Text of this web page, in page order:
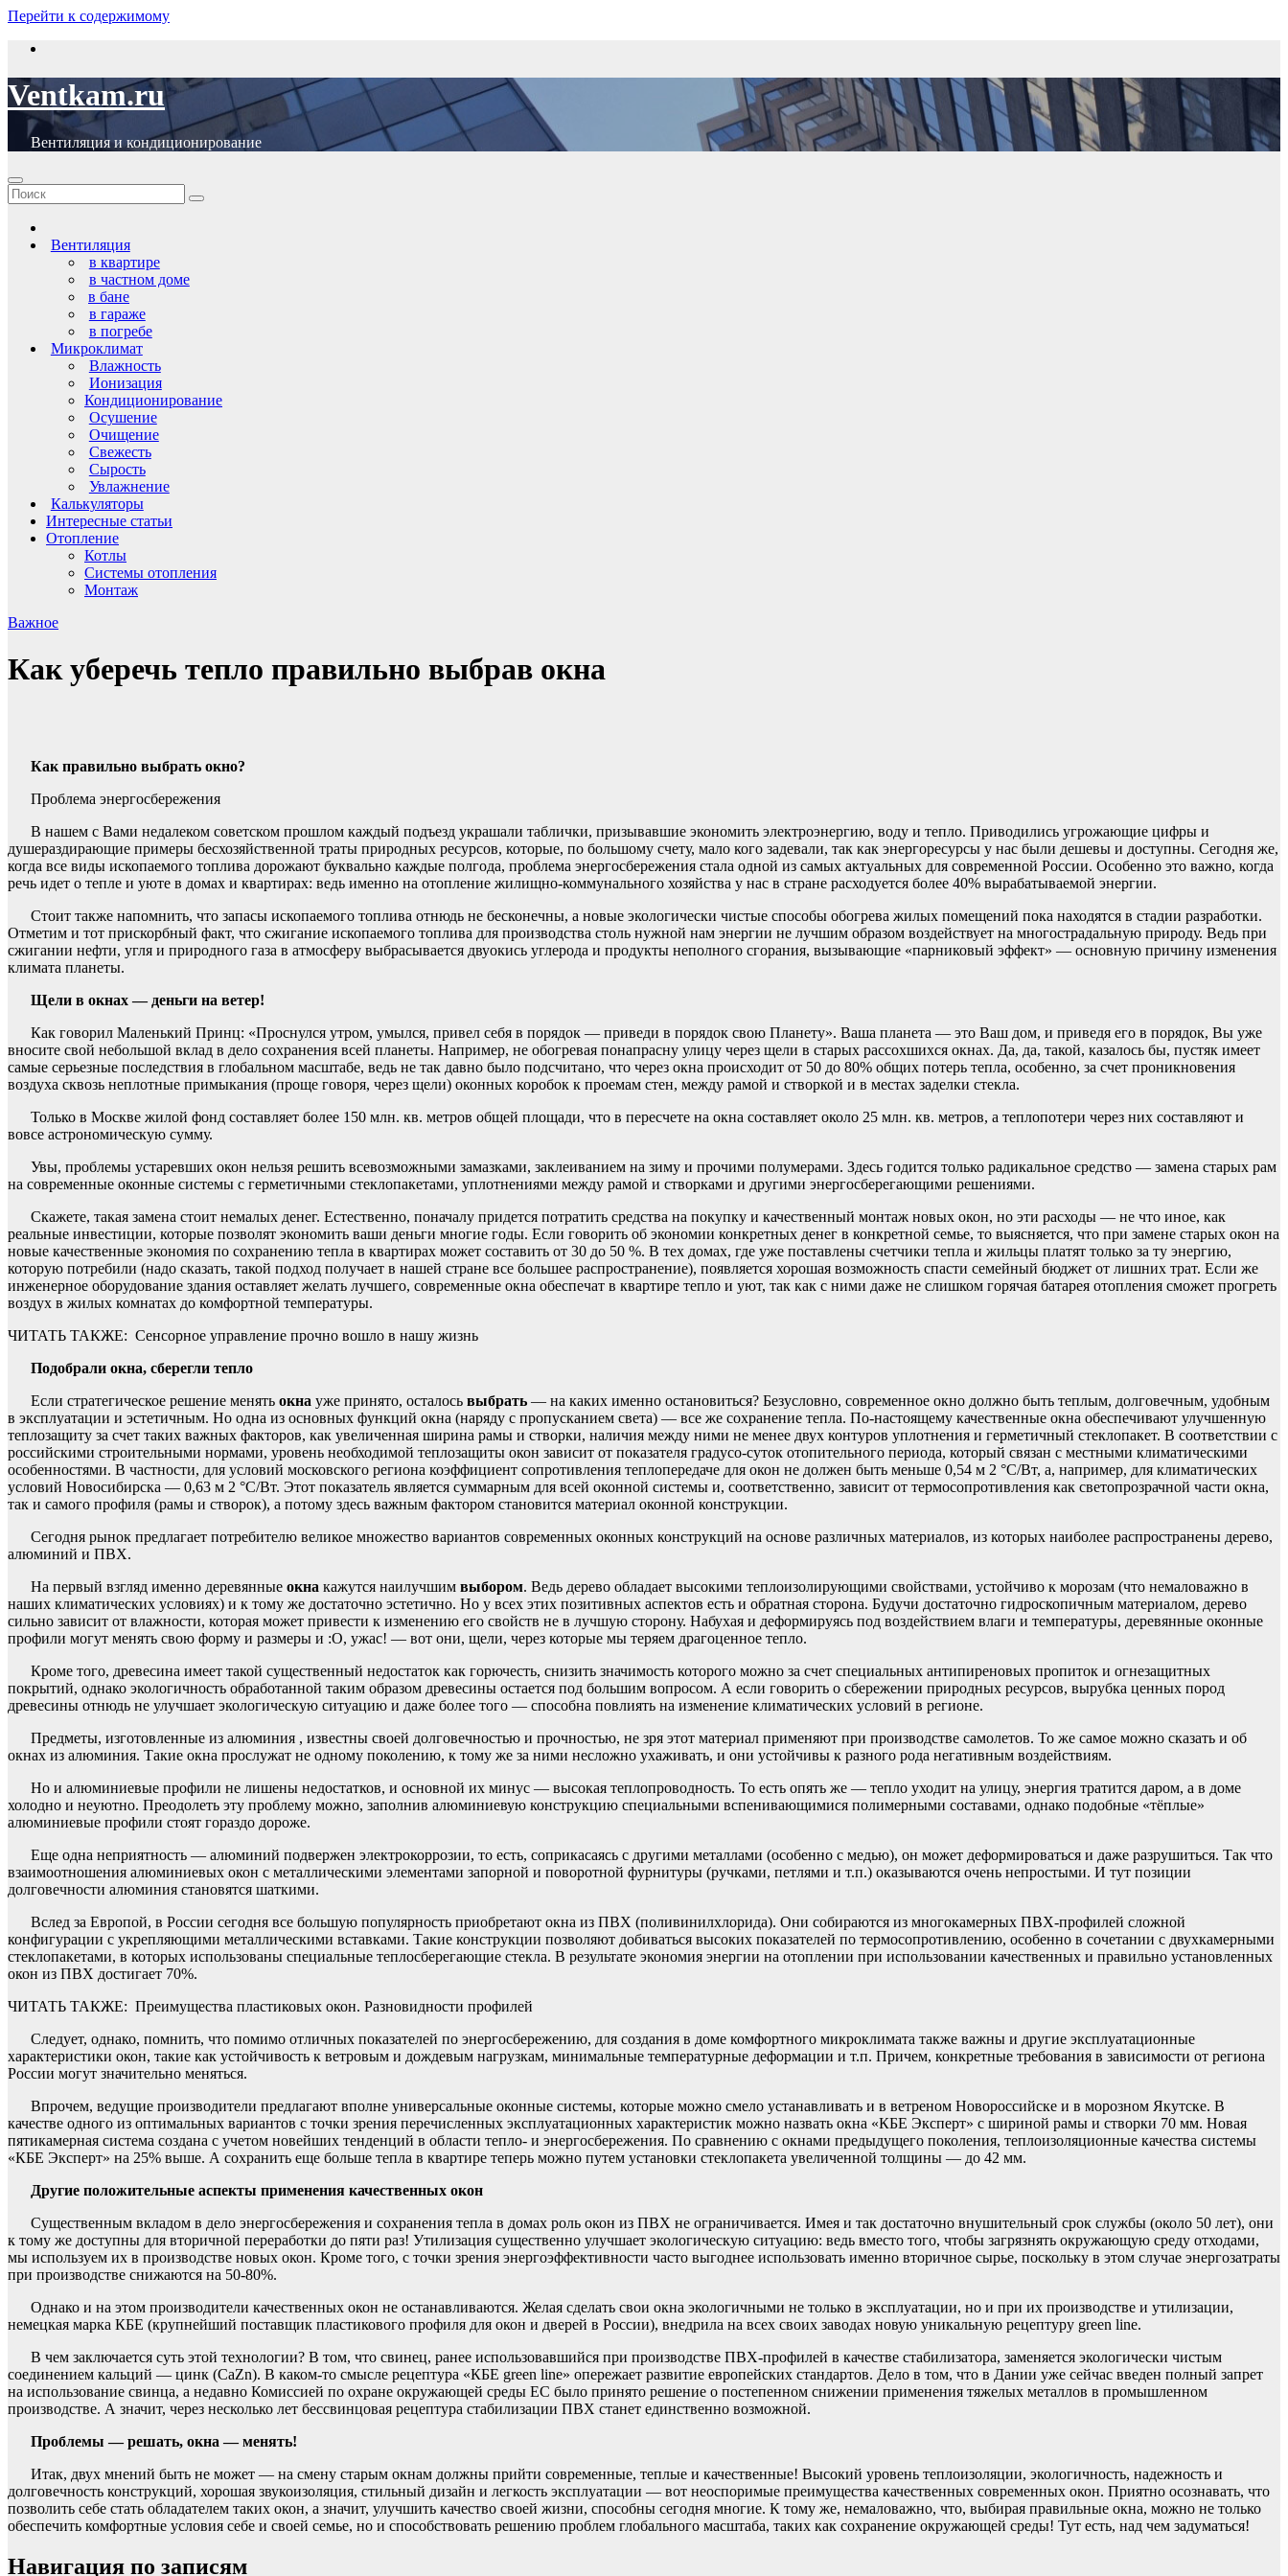
Перейти к содержимому
Ventkam.ru
Вентиляция и кондиционирование
Вентиляция
в квартире
в частном доме
в бане
в гараже
в погребе
Микроклимат
Влажность
Ионизация
Кондиционирование
Осушение
Очищение
Свежесть
Сырость
Увлажнение
Калькуляторы
Интересные статьи
Отопление
Котлы
Системы отопления
Монтаж
Важное
Как уберечь тепло правильно выбрав окна
Как правильно выбрать окно?
Проблема энергосбережения
В нашем с Вами недалеком советском прошлом каждый подъезд украшали таблички, призывавшие экономить электроэнергию, воду и тепло. Приводились угрожающие цифры и
душераздирающие примеры бесхозяйственной траты природных ресурсов, которые, по большому счету, мало кого задевали, так как энергоресурсы у нас были дешевы и доступны. Сегодня же,
когда все виды ископаемого топлива дорожают буквально каждые полгода, проблема энергосбережения стала одной из самых актуальных для современной России. Особенно это важно, когда
речь идет о тепле и уюте в домах и квартирах: ведь именно на отопление жилищно-коммунального хозяйства у нас в стране расходуется более 40% вырабатываемой энергии.
Стоит также напомнить, что запасы ископаемого топлива отнюдь не бесконечны, а новые экологически чистые способы обогрева жилых помещений пока находятся в стадии разработки.
Отметим и тот прискорбный факт, что сжигание ископаемого топлива для производства столь нужной нам энергии не лучшим образом воздействует на многострадальную природу. Ведь при
сжигании нефти, угля и природного газа в атмосферу выбрасывается двуокись углерода и продукты неполного сгорания, вызывающие «парниковый эффект» — основную причину изменения
климата планеты.
Щели в окнах — деньги на ветер!
Как говорил Маленький Принц: «Проснулся утром, умылся, привел себя в порядок — приведи в порядок свою Планету». Ваша планета — это Ваш дом, и приведя его в порядок, Вы уже
вносите свой небольшой вклад в дело сохранения всей планеты. Например, не обогревая понапрасну улицу через щели в старых рассохшихся окнах. Да, да, такой, казалось бы, пустяк имеет
самые серьезные последствия в глобальном масштабе, ведь не так давно было подсчитано, что через окна происходит от 50 до 80% общих потерь тепла, особенно, за счет проникновения
воздуха сквозь неплотные примыкания (проще говоря, через щели) оконных коробок к проемам стен, между рамой и створкой и в местах заделки стекла.
Только в Москве жилой фонд составляет более 150 млн. кв. метров общей площади, что в пересчете на окна составляет около 25 млн. кв. метров, а теплопотери через них составляют и
вовсе астрономическую сумму.
Увы, проблемы устаревших окон нельзя решить всевозможными замазками, заклеиванием на зиму и прочими полумерами. Здесь годится только радикальное средство — замена старых рам
на современные оконные системы с герметичными стеклопакетами, уплотнениями между рамой и створками и другими энергосберегающими решениями.
Скажете, такая замена стоит немалых денег. Естественно, поначалу придется потратить средства на покупку и качественный монтаж новых окон, но эти расходы — не что иное, как
реальные инвестиции, которые позволят экономить ваши деньги многие годы. Если говорить об экономии конкретных денег в конкретной семье, то выясняется, что при замене старых окон на
новые качественные экономия по сохранению тепла в квартирах может составить от 30 до 50 %. В тех домах, где уже поставлены счетчики тепла и жильцы платят только за ту энергию,
которую потребили (надо сказать, такой подход получает в нашей стране все большее распространение), появляется хорошая возможность спасти семейный бюджет от лишних трат. Если же
инженерное оборудование здания оставляет желать лучшего, современные окна обеспечат в квартире тепло и уют, так как с ними даже не слишком горячая батарея отопления сможет прогреть
воздух в жилых комнатах до комфортной температуры.
ЧИТАТЬ ТАКЖЕ: Сенсорное управление прочно вошло в нашу жизнь
Подобрали окна, сберегли тепло
Если стратегическое решение менять окна уже принято, осталось выбрать — на каких именно остановиться? Безусловно, современное окно должно быть теплым, долговечным, удобным
в эксплуатации и эстетичным. Но одна из основных функций окна (наряду с пропусканием света) — все же сохранение тепла. По-настоящему качественные окна обеспечивают улучшенную
теплозащиту за счет таких важных факторов, как увеличенная ширина рамы и створки, наличия между ними не менее двух контуров уплотнения и герметичный стеклопакет. В соответствии с
российскими строительными нормами, уровень необходимой теплозащиты окон зависит от показателя градусо-суток отопительного периода, который связан с местными климатическими
особенностями. В частности, для условий московского региона коэффициент сопротивления теплопередаче для окон не должен быть меньше 0,54 м 2 °С/Вт, а, например, для климатических
условий Новосибирска — 0,63 м 2 °С/Вт. Этот показатель является суммарным для всей оконной системы и, соответственно, зависит от термосопротивления как светопрозрачной части окна,
так и самого профиля (рамы и створок), а потому здесь важным фактором становится материал оконной конструкции.
Сегодня рынок предлагает потребителю великое множество вариантов современных оконных конструкций на основе различных материалов, из которых наиболее распространены дерево,
алюминий и ПВХ.
На первый взгляд именно деревянные окна кажутся наилучшим выбором. Ведь дерево обладает высокими теплоизолирующими свойствами, устойчиво к морозам (что немаловажно в
наших климатических условиях) и к тому же достаточно эстетично. Но у всех этих позитивных аспектов есть и обратная сторона. Будучи достаточно гидроскопичным материалом, дерево
сильно зависит от влажности, которая может привести к изменению его свойств не в лучшую сторону. Набухая и деформируясь под воздействием влаги и температуры, деревянные оконные
профили могут менять свою форму и размеры и :О, ужас! — вот они, щели, через которые мы теряем драгоценное тепло.
Кроме того, древесина имеет такой существенный недостаток как горючесть, снизить значимость которого можно за счет специальных антипиреновых пропиток и огнезащитных
покрытий, однако экологичность обработанной таким образом древесины остается под большим вопросом. А если говорить о сбережении природных ресурсов, вырубка ценных пород
древесины отнюдь не улучшает экологическую ситуацию и даже более того — способна повлиять на изменение климатических условий в регионе.
Предметы, изготовленные из алюминия , известны своей долговечностью и прочностью, не зря этот материал применяют при производстве самолетов. То же самое можно сказать и об
окнах из алюминия. Такие окна прослужат не одному поколению, к тому же за ними несложно ухаживать, и они устойчивы к разного рода негативным воздействиям.
Но и алюминиевые профили не лишены недостатков, и основной их минус — высокая теплопроводность. То есть опять же — тепло уходит на улицу, энергия тратится даром, а в доме
холодно и неуютно. Преодолеть эту проблему можно, заполнив алюминиевую конструкцию специальными вспенивающимися полимерными составами, однако подобные «тёплые»
алюминиевые профили стоят гораздо дороже.
Еще одна неприятность — алюминий подвержен электрокоррозии, то есть, соприкасаясь с другими металлами (особенно с медью), он может деформироваться и даже разрушиться. Так что
взаимоотношения алюминиевых окон с металлическими элементами запорной и поворотной фурнитуры (ручками, петлями и т.п.) оказываются очень непростыми. И тут позиции
долговечности алюминия становятся шаткими.
Вслед за Европой, в России сегодня все большую популярность приобретают окна из ПВХ (поливинилхлорида). Они собираются из многокамерных ПВХ-профилей сложной
конфигурации с укрепляющими металлическими вставками. Такие конструкции позволяют добиваться высоких показателей по термосопротивлению, особенно в сочетании с двухкамерными
стеклопакетами, в которых использованы специальные теплосберегающие стекла. В результате экономия энергии на отоплении при использовании качественных и правильно установленных
окон из ПВХ достигает 70%.
ЧИТАТЬ ТАКЖЕ: Преимущества пластиковых окон. Разновидности профилей
Следует, однако, помнить, что помимо отличных показателей по энергосбережению, для создания в доме комфортного микроклимата также важны и другие эксплуатационные
характеристики окон, такие как устойчивость к ветровым и дождевым нагрузкам, минимальные температурные деформации и т.п. Причем, конкретные требования в зависимости от региона
России могут значительно меняться.
Впрочем, ведущие производители предлагают вполне универсальные оконные системы, которые можно смело устанавливать и в ветреном Новороссийске и в морозном Якутске. В
качестве одного из оптимальных вариантов с точки зрения перечисленных эксплуатационных характеристик можно назвать окна «КБЕ Эксперт» с шириной рамы и створки 70 мм. Новая
пятикамерная система создана с учетом новейших тенденций в области тепло- и энергосбережения. По сравнению с окнами предыдущего поколения, теплоизоляционные качества системы
«КБЕ Эксперт» на 25% выше. А сохранить еще больше тепла в квартире теперь можно путем установки стеклопакета увеличенной толщины — до 42 мм.
Другие положительные аспекты применения качественных окон
Существенным вкладом в дело энергосбережения и сохранения тепла в домах роль окон из ПВХ не ограничивается. Имея и так достаточно внушительный срок службы (около 50 лет), они
к тому же доступны для вторичной переработки до пяти раз! Утилизация существенно улучшает экологическую ситуацию: ведь вместо того, чтобы загрязнять окружающую среду отходами,
мы используем их в производстве новых окон. Кроме того, с точки зрения энергоэффективности часто выгоднее использовать именно вторичное сырье, поскольку в этом случае энергозатраты
при производстве снижаются на 50-80%.
Однако и на этом производители качественных окон не останавливаются. Желая сделать свои окна экологичными не только в эксплуатации, но и при их производстве и утилизации,
немецкая марка КБЕ (крупнейший поставщик пластикового профиля для окон и дверей в России), внедрила на всех своих заводах новую уникальную рецептуру green line.
В чем заключается суть этой технологии? В том, что свинец, ранее использовавшийся при производстве ПВХ-профилей в качестве стабилизатора, заменяется экологически чистым
соединением кальций — цинк (CaZn). В каком-то смысле рецептура «КБЕ green line» опережает развитие европейских стандартов. Дело в том, что в Дании уже сейчас введен полный запрет
на использование свинца, а недавно Комиссией по охране окружающей среды ЕС было принято решение о постепенном снижении применения тяжелых металлов в промышленном
производстве. А значит, через несколько лет бессвинцовая рецептура стабилизации ПВХ станет единственно возможной.
Проблемы — решать, окна — менять!
Итак, двух мнений быть не может — на смену старым окнам должны прийти современные, теплые и качественные! Высокий уровень теплоизоляции, экологичность, надежность и
долговечность конструкций, хорошая звукоизоляция, стильный дизайн и легкость эксплуатации — вот неоспоримые преимущества качественных современных окон. Приятно осознавать, что
позволить себе стать обладателем таких окон, а значит, улучшить качество своей жизни, способны сегодня многие. К тому же, немаловажно, что, выбирая правильные окна, можно не только
обеспечить комфортные условия себе и своей семье, но и способствовать решению проблем глобального масштаба, таких как сохранение окружающей среды! Тут есть, над чем задуматься!
Навигация по записям